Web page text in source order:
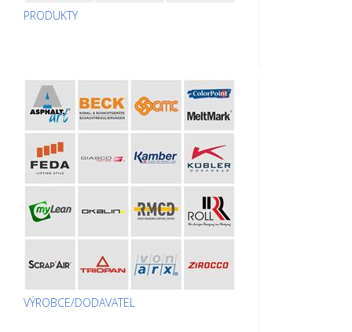
PRODUKTY
VÝROBCE/DODAVATEL